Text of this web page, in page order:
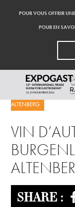
POUR VOUS OFFRIR
POUR EN
HIGHLIGHTS
EXHIBITORS
VISIT
PRESS
CONTACT
PARTNER
Homepage Exhibitors
ALTENBERG
VIN
SHARE :